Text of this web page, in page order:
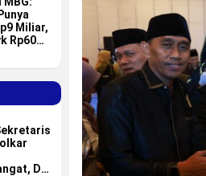
Miliar,
Rp60
Dua